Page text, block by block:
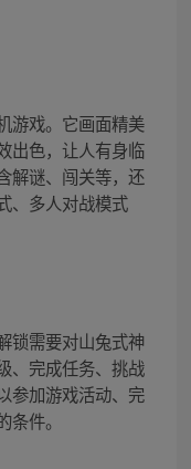
游戏。它画面精美
出色，让人有身临
解谜、闯关等，还
、多人对战模式
锁需要对山兔式神
、完成任务、挑战
参加游戏活动、完
件。